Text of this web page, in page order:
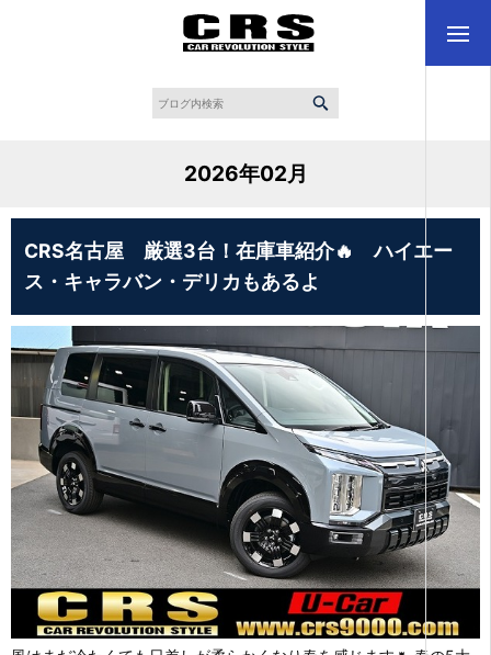
2026年02月
CRS名古屋 厳選3台！在庫車紹介🔥 ハイエー
ス・キャラバン・デリカもあるよ